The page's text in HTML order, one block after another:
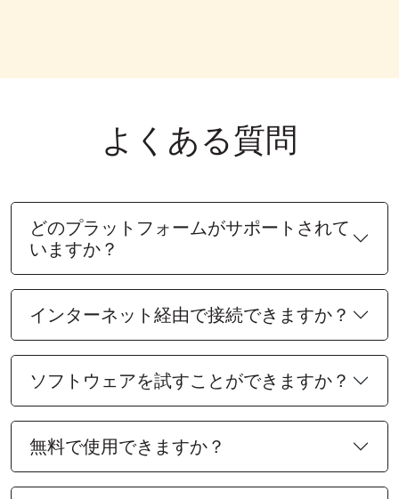
よくある質問
どのプラットフォームがサポートされて
いますか？
インターネット経由で接続できますか？
ソフトウェアを試すことができますか？
無料で使用できますか？